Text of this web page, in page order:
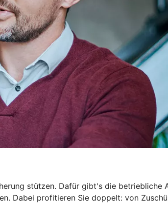
stützen. Dafür gibt's die betriebliche
Dabei profitieren Sie doppelt: von